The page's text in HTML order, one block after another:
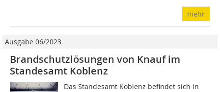
mehr
Ausgabe 06/2023
Brandschutzlösungen von Knauf im
Standesamt Koblenz
Das Standesamt Koblenz befindet sich in